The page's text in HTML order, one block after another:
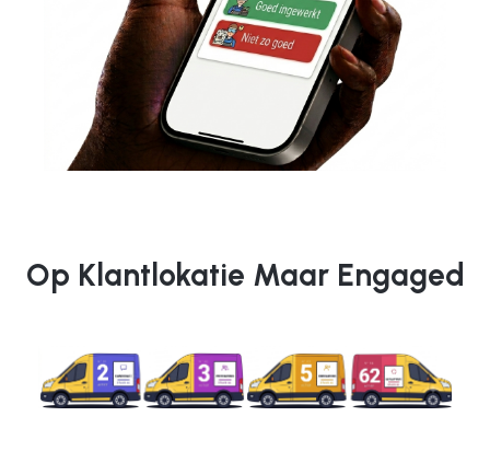
Op Klantlokatie Maar Engaged